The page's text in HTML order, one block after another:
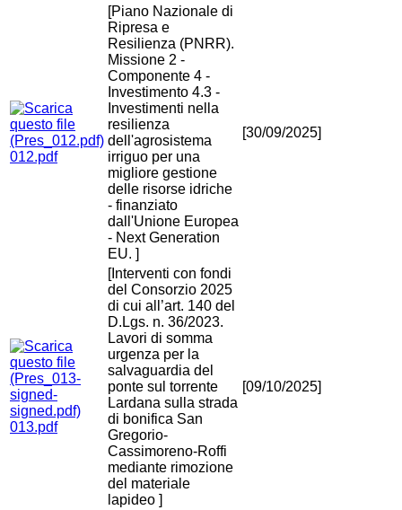
012.pdf
[Piano Nazionale di
Ripresa e
Resilienza (PNRR).
Missione 2 -
Componente 4 -
Investimento 4.3 -
Investimenti nella
resilienza
dell'agrosistema
irriguo per una
migliore gestione
delle risorse idriche
- finanziato
dall'Unione Europea
- Next Generation
EU. ]
[30/09/2025]
013.pdf
[Interventi con fondi
del Consorzio 2025
di cui all’art. 140 del
D.Lgs. n. 36/2023.
Lavori di somma
urgenza per la
salvaguardia del
ponte sul torrente
Lardana sulla strada
di bonifica San
Gregorio-
Cassimoreno-Roffi
mediante rimozione
del materiale
lapideo ]
[09/10/2025]